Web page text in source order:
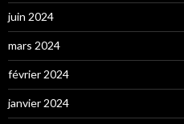
juin 2024
mars 2024
février 2024
janvier 2024